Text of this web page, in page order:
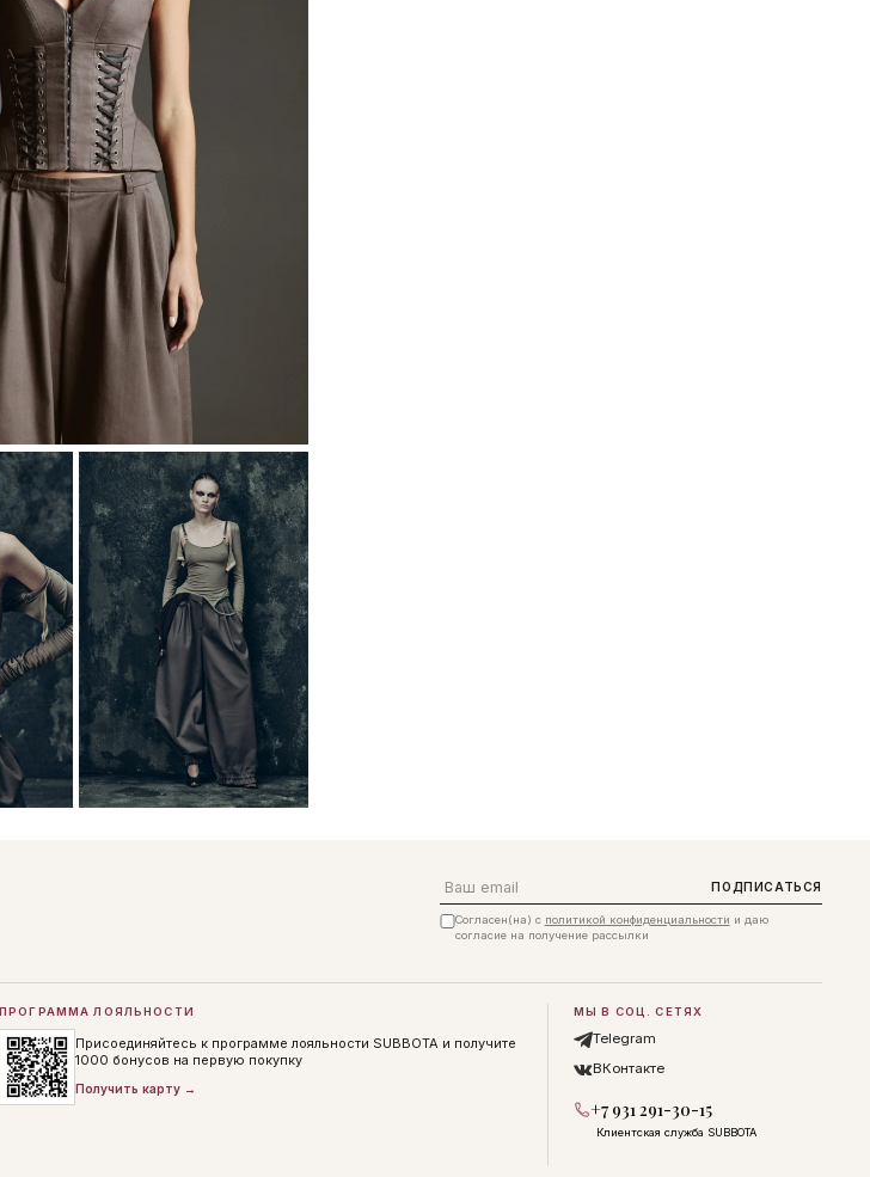
Email ПОДПИСАТЬСЯ
Согласен(на) с политикой конфиденциальности и даю
согласие на получение рассылки
ПРОГРАММА ЛОЯЛЬНОСТИ
Присоединяйтесь к программе лояльности SUBBOTA и получите
1000 бонусов на первую покупку
Получить карту →
МЫ В СОЦ. СЕТЯХ
Telegram
ВКонтакте
+7 931 291-30-15
Клиентская служба SUBBOTA